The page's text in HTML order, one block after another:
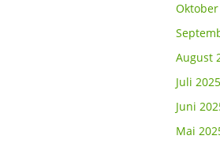
August
Juli 2025
Juni
Mai